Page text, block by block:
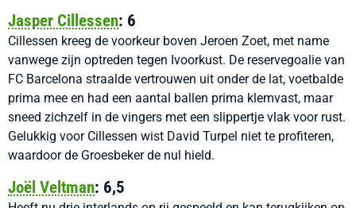
Jasper Cillessen: 6
Cillessen kreeg de voorkeur boven Jeroen Zoet, met name
vanwege zijn optreden tegen Ivoorkust. De reservegoalie van
FC Barcelona straalde vertrouwen uit onder de lat, voetbalde
prima mee en had een aantal ballen prima klemvast, maar
sneed zichzelf in de vingers met een slippertje vlak voor rust.
Gelukkig voor Cillessen wist David Turpel niet te profiteren,
waardoor de Groesbeker de nul hield.
Joël Veltman: 6,5